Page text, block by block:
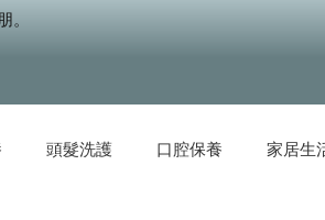
頭髮洗護 口腔保養 家居生